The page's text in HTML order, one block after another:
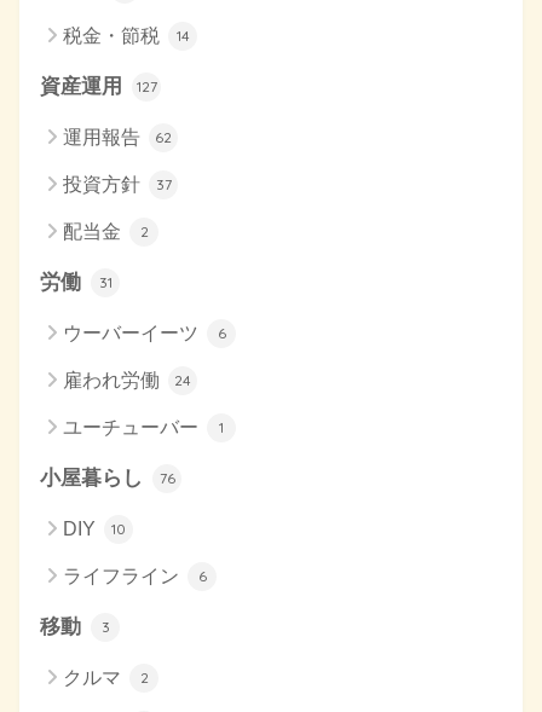
税金・節税 14
資産運用 127
運用報告 62
投資方針 37
配当金 2
労働 31
ウーバーイーツ 6
雇われ労働 24
ユーチューバー 1
小屋暮らし 76
DIY 10
ライフライン 6
移動 3
クルマ 2